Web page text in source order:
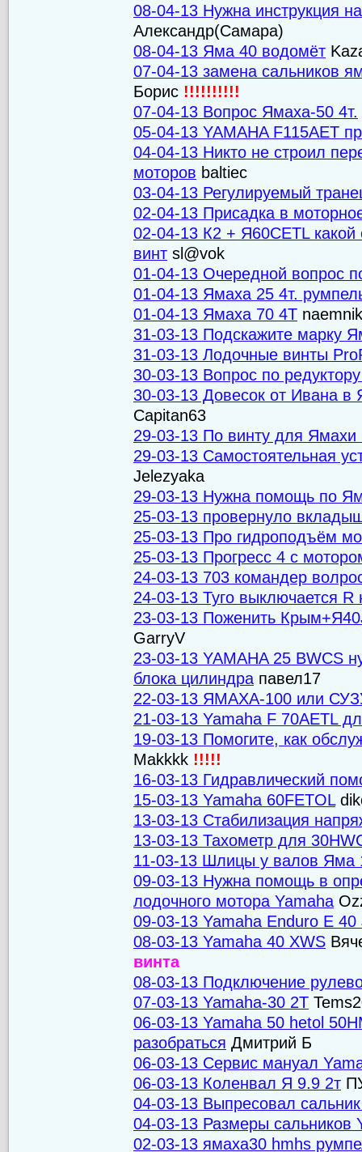
08-04-13 Нужна инструкция
Александр(Самара)
08-04-13 Яма 40 водомёт
07-04-13 замена сальников
Борис !!!!!!!!!!
07-04-13 Вопрос Ямаха-50 4т.
05-04-13 YAMAHA F115AET
04-04-13 Никто не строил
моторов baltiec
03-04-13 Регулируемый
02-04-13 Присадка в
02-04-13 К2 + Я60CETL
винт sl@vok
01-04-13 Очередной вопрос
01-04-13 Ямаха 25 4т.
01-04-13 Ямаха 70 4Т naemnik
31-03-13 Подскажите марку
31-03-13 Лодочные винты
30-03-13 Вопрос по
30-03-13 Довесок от Ивана в
Capitan63
29-03-13 По винту для Ямахи
29-03-13 Самостоятельная
Jelezyaka
29-03-13 Нужна помощь по
25-03-13 провернуло
25-03-13 Про гидроподъём
25-03-13 Прогресс 4 с
24-03-13 703 командер
24-03-13 Туго выключается R
23-03-13 Поженить
GarryV
23-03-13 YAMAHA 25 BWCS
блока цилиндра павел17
22-03-13 ЯМАХА-100 или
21-03-13 Yamaha F 70AETL
19-03-13 Помогите, как
Makkkk !!!!!
16-03-13 Гидравлический
15-03-13 Yamaha 60FETOL
13-03-13 Стабилизация
13-03-13 Тахометр для
11-03-13 Шлицы у валов Яма
09-03-13 Нужна помощь в
лодочного мотора Yamaha
09-03-13 Yamaha Enduro E 40
08-03-13 Yamaha 40 XWS
винта
08-03-13 Подключение
07-03-13 Yamaha-30 2T
06-03-13 Yamaha 50 hetol
разобраться Дмитрий Б
06-03-13 Сервис мануал
06-03-13 Коленвал Я 9.9 2т
04-03-13 Выпресовал
04-03-13 Размеры сальников
02-03-13 ямаха30 hmhs